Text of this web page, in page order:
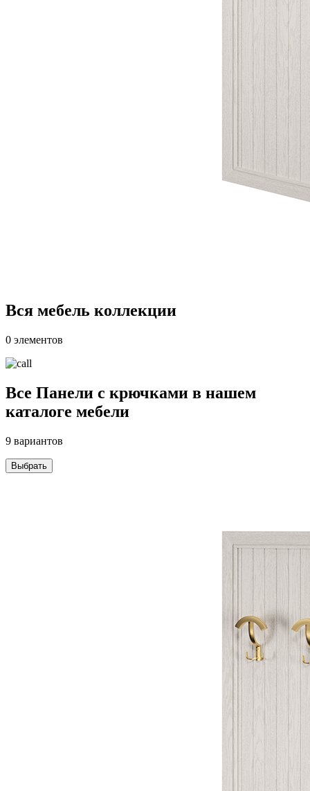
Вся мебель коллекции
0 элементов
Все Панели с крючками в нашем
каталоге мебели
9 вариантов
Выбрать